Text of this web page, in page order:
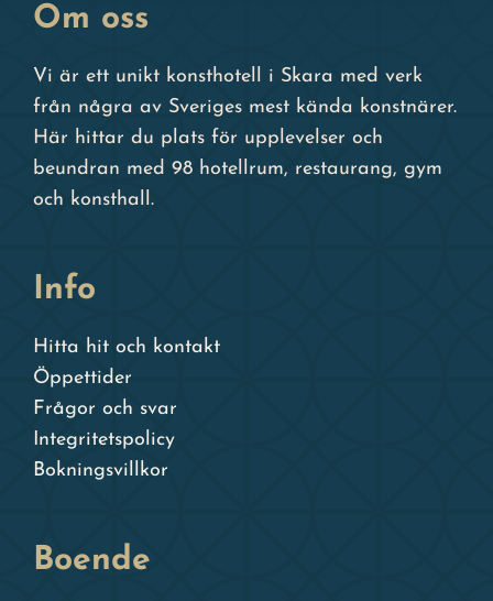
Om oss
Vi är ett unikt konsthotell i Skara med verk
från några av Sveriges mest kända konstnärer.
Här hittar du plats för upplevelser och
beundran med 98 hotellrum, restaurang, gym
och konsthall.
Info
Hitta hit och kontakt
Öppettider
Frågor och svar
Integritetspolicy
Bokningsvillkor
Boende